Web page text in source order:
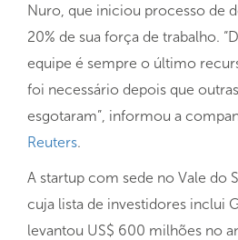
Nuro, que iniciou processo de
20% de sua força de trabalho.
equipe é sempre o último
foi necessário depois que
esgotaram”, informou a
Reuters.
A startup com sede no Vale do
cuja lista de investidores inclui
levantou US$ 600 milhões no